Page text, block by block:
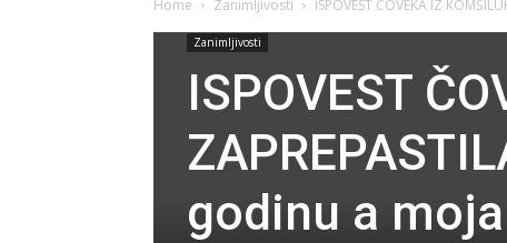
Home Zanimljivosti ISPOVEST ČOVEKA IZ
Zanimljivosti
ISPOVEST
godinu a